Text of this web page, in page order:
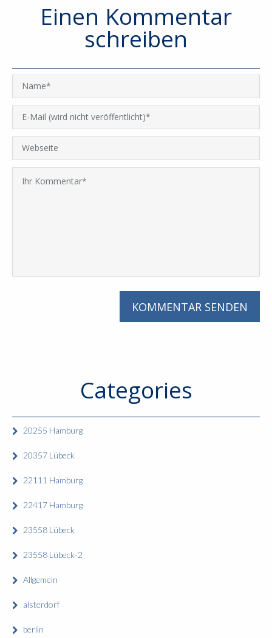
Einen Kommentar
schreiben
Categories
20255 Hamburg
20357 Lübeck
22111 Hamburg
22417 Hamburg
23558 Lübeck
23558 Lübeck-2
Allgemein
alsterdorf
berlin